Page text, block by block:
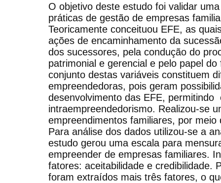
O objetivo deste estudo foi validar
práticas de gestão de empresas
Teoricamente conceituou EFE, as
ações de encaminhamento da
dos sucessores, pela condução do
patrimonial e gerencial e pelo papel
conjunto destas variáveis constituem
empreendedoras, pois geram
desenvolvimento das EFE, permitindo
intraempreendedorismo. Realizou-se
empreendimentos familiares, por
Para análise dos dados utilizou-se a
estudo gerou uma escala para
empreender de empresas familiares.
fatores: aceitabilidade e credibilidade.
foram extraídos mais três fatores, o